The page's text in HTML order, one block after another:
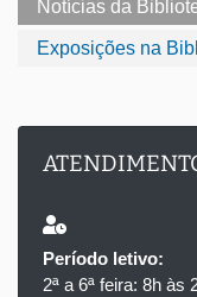
Notícias da
Exposições na
Período letivo:
2ª a 6ª feira: 8h às